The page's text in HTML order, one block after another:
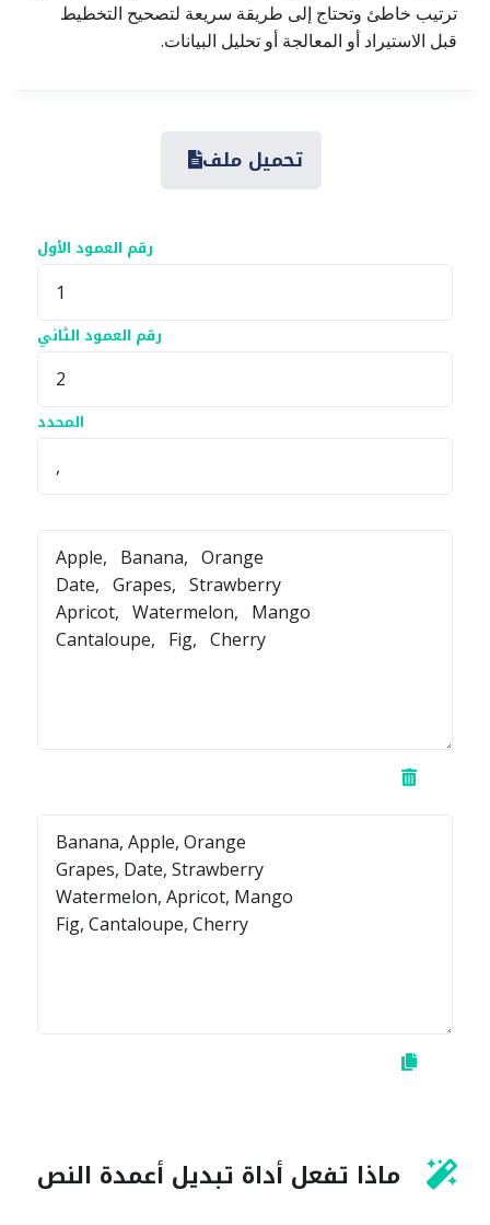
ترتيب خاطئ وتحتاج إلى طريقة سريعة لتصحيح التخطيط
قبل الاستيراد أو المعالجة أو تحليل البيانات.
تحميل ملف
رقم العمود الأول
رقم العمود الثاني
المحدد
ماذا تفعل أداة تبديل أعمدة النص